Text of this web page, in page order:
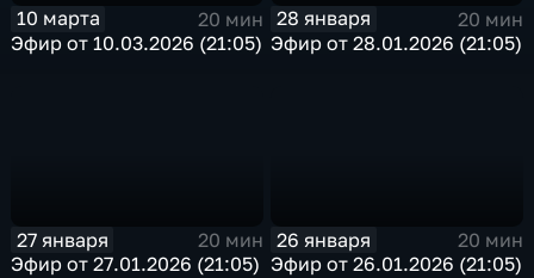
10 марта
20 мин
Эфир от 10.03.2026 (21:05)
28 января
20 мин
Эфир от 28.01.2026 (21:05)
27 января
20 мин
Эфир от 27.01.2026 (21:05)
26 января
20 мин
Эфир от 26.01.2026 (21:05)